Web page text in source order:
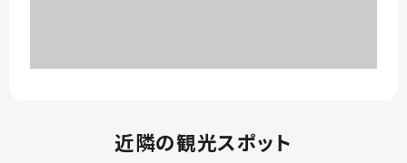
近隣の観光スポット